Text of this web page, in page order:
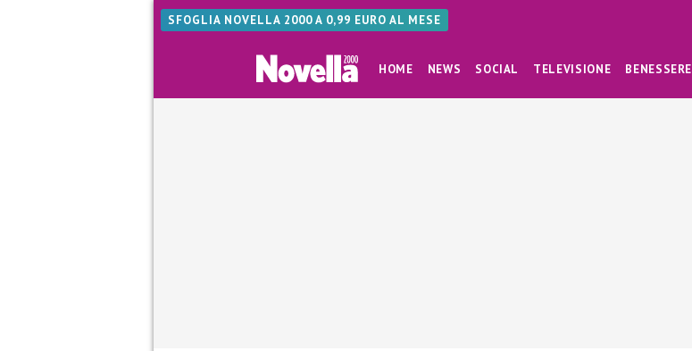
SFOGLIA NOVELLA 2000 A 0,99 EURO AL MESE
HOME NEWS SOCIAL TELEVISIONE BENESSERE